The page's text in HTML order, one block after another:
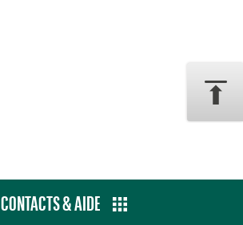
CONTACTS & AIDE